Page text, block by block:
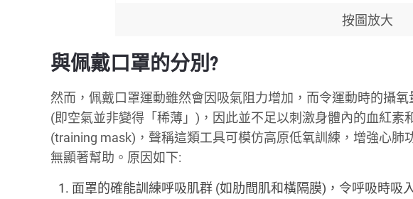
按圖放大
與佩戴口罩的分別?
然而，佩戴口罩運動雖然會因吸氣阻力增加，而令運動時的攝
(即空氣並非變得「稀薄」)，因此並不足以刺激身體內的血紅
(training mask)，聲稱這類工具可模仿高原低氧訓練，增強心
無顯著幫助。原因如下:
面罩的確能訓練呼吸肌群 (如肋間肌和橫隔膜)，令呼吸時吸